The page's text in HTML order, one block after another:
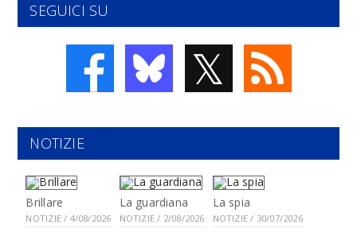
SEGUICI SU
𝕏
NOTIZIE
Brillare
NOTIZIE / 4/08/2026
La guardiana
NOTIZIE / 2/08/2026
La spia
NOTIZIE / 30/07/2026